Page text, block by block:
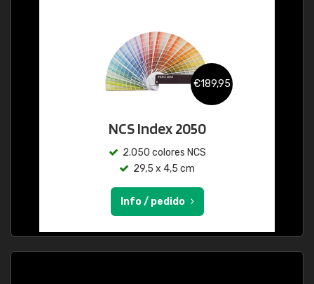
€189,95
NCS Index 2050
2.050 colores NCS
29,5 x 4,5 cm
Info / pedido